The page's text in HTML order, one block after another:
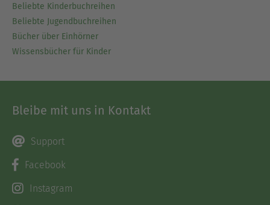
Beliebte Kinderbuchreihen
Beliebte Jugendbuchreihen
Bücher über Einhörner
Wissensbücher für Kinder
Bleibe mit uns in Kontakt
Support
Facebook
Instagram